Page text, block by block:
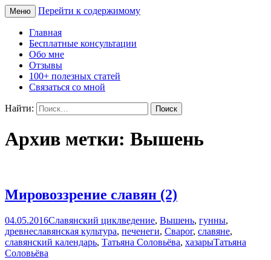
Свет Радости
Меню Перейти к содержимому
Главная
Бесплатные консультации
Обо мне
Отзывы
100+ полезных статей
Связаться со мной
Найти:
Архив метки: Вышень
Мировоззрение славян (2)
04.05.2016Славянский циклведение, Вышень, гунны,
древнеславянская культура, печенеги, Сварог, славяне,
славянский календарь, Татьяна Соловьёва, хазарыТатьяна
Соловьёва